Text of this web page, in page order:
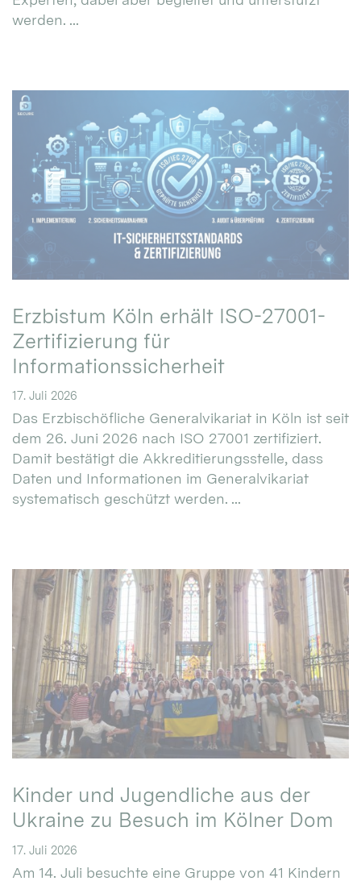
werden. ...
Erzbistum Köln erhält ISO-27001-
Zertifizierung für
Informationssicherheit
17. Juli 2026
Das Erzbischöfliche Generalvikariat in Köln ist seit
dem 26. Juni 2026 nach ISO 27001 zertifiziert.
Damit bestätigt die Akkreditierungsstelle, dass
Daten und Informationen im Generalvikariat
systematisch geschützt werden. ...
Kinder und Jugendliche aus der
Ukraine zu Besuch im Kölner Dom
17. Juli 2026
Am 14. Juli besuchte eine Gruppe von 41 Kindern